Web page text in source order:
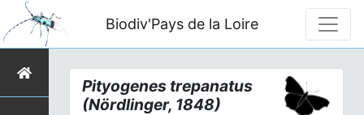
Biodiv'Pays de la Loire
Pityogenes trepanatus
(Nördlinger, 1848)